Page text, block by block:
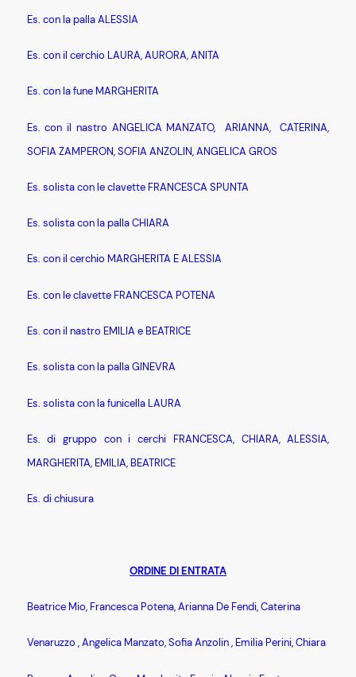
Es. con la palla ALESSIA
Es. con il cerchio LAURA, AURORA, ANITA
Es. con la fune MARGHERITA
Es. con il nastro ANGELICA MANZATO, ARIANNA, CATERINA,
SOFIA ZAMPERON, SOFIA ANZOLIN, ANGELICA GROS
Es. solista con le clavette FRANCESCA SPUNTA
Es. solista con la palla CHIARA
Es. con il cerchio MARGHERITA E ALESSIA
Es. con le clavette FRANCESCA POTENA
Es. con il nastro EMILIA e BEATRICE
Es. solista con la palla GINEVRA
Es. solista con la funicella LAURA
Es. di gruppo con i cerchi FRANCESCA, CHIARA, ALESSIA,
MARGHERITA, EMILIA, BEATRICE
Es. di chiusura
ORDINE DI ENTRATA
Beatrice Mio, Francesca Potena, Arianna De Fendi, Caterina
Venaruzzo , Angelica Manzato, Sofia Anzolin , Emilia Perini, Chiara